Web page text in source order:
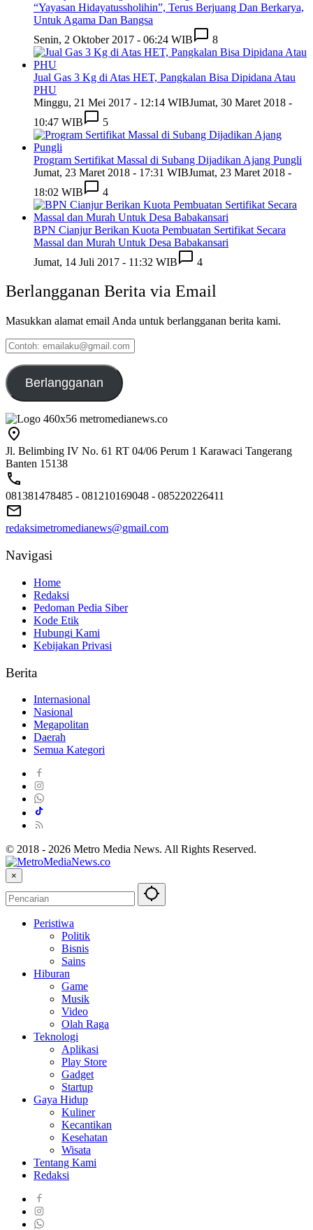
“Yayasan Hidayatussholihin”, Terus Berjuang Dan Berkarya,
Untuk Agama Dan Bangsa
Senin, 2 Oktober 2017 - 06:24 WIB
8
Jual Gas 3 Kg di Atas HET, Pangkalan Bisa Dipidana Atau
PHU
Minggu, 21 Mei 2017 - 12:14 WIBJumat, 30 Maret 2018 -
10:47 WIB
5
Program Sertifikat Massal di Subang Dijadikan Ajang Pungli
Jumat, 23 Maret 2018 - 17:31 WIBJumat, 23 Maret 2018 -
18:02 WIB
4
BPN Cianjur Berikan Kuota Pembuatan Sertifikat Secara
Massal dan Murah Untuk Desa Babakansari
Jumat, 14 Juli 2017 - 11:32 WIB
4
Berlangganan Berita via Email
Masukkan alamat email Anda untuk berlangganan berita kami.
Contoh:
emailaku@gmail.com
Berlangganan
Jl. Belimbing IV No. 61 RT 04/06 Perum 1 Karawaci Tangerang
Banten 15138
081381478485 - 081210169048 - 085220226411
redaksimetromedianews@gmail.com
Navigasi
Home
Redaksi
Pedoman Pedia Siber
Kode Etik
Hubungi Kami
Kebijakan Privasi
Berita
Internasional
Nasional
Megapolitan
Daerah
Semua Kategori
© 2018 - 2026 Metro Media News. All Rights Reserved.
×
Peristiwa
Politik
Bisnis
Sains
Hiburan
Game
Musik
Video
Olah Raga
Teknologi
Aplikasi
Play Store
Gadget
Startup
Gaya Hidup
Kuliner
Kecantikan
Kesehatan
Wisata
Tentang Kami
Redaksi